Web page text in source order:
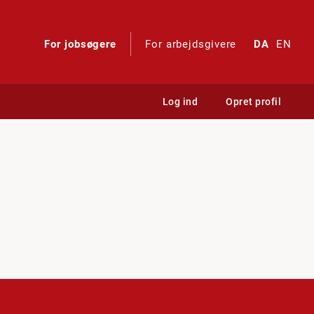
For jobsøgere For arbejdsgivere DA EN
Log ind Opret profil